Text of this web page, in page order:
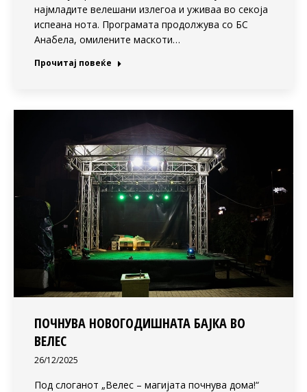
најмладите велешани излегоа и уживаа во секоја
испеана нота. Програмата продолжува со БС
Анабела, омилените маскоти…
Прочитај повеќе
ПОЧНУВА НОВОГОДИШНАТА БАЈКА ВО
ВЕЛЕС
26/12/2025
Под слоганот „Велес – магијата почнува дома!“